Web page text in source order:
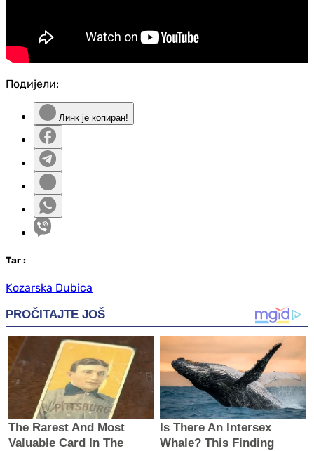
Подијели:
Линк је копиран!
Таг :
Kozarska Dubica